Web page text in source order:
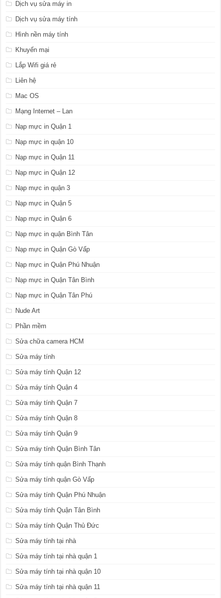
Dịch vụ sửa máy in
Dịch vụ sửa máy tính
Hình nền máy tính
Khuyến mại
Lắp Wifi giá rẻ
Liên hệ
Mac OS
Mạng Internet – Lan
Nạp mực in Quận 1
Nạp mực in quận 10
Nạp mực in Quận 11
Nạp mực in Quận 12
Nạp mực in quận 3
Nạp mực in Quận 5
Nạp mực in Quận 6
Nạp mực in quận Bình Tân
Nạp mực in Quận Gò Vấp
Nạp mực in Quận Phú Nhuận
Nạp mực in Quận Tân Bình
Nạp mực in Quận Tân Phú
Nude Art
Phần mềm
Sửa chữa camera HCM
Sửa máy tính
Sửa máy tính Quận 12
Sửa máy tính Quận 4
Sửa máy tính Quận 7
Sửa máy tính Quận 8
Sửa máy tính Quận 9
Sửa máy tính Quận Bình Tân
Sửa máy tính quận Bình Thạnh
Sửa máy tính quận Gò Vấp
Sửa máy tính Quận Phú Nhuận
Sửa máy tính Quận Tân Bình
Sửa máy tính Quận Thủ Đức
Sửa máy tính tại nhà
Sửa máy tính tại nhà quận 1
Sửa máy tính tại nhà quận 10
Sửa máy tính tại nhà quận 11